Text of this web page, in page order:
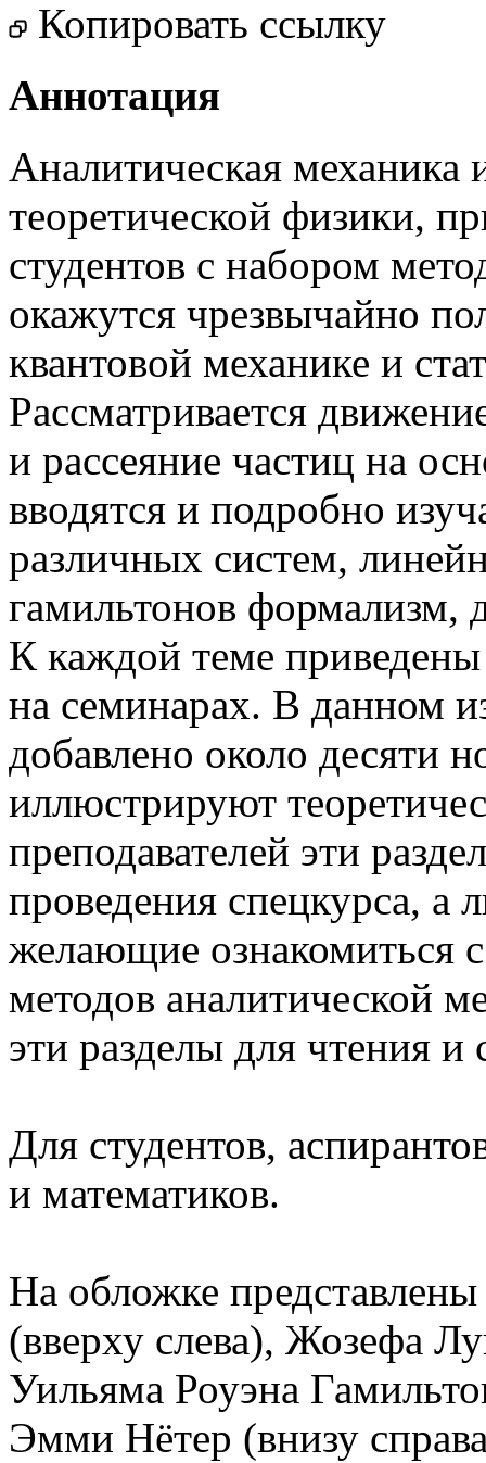
Копировать ссылку
Аннотация
Аналитическая механика
теоретической физики,
студентов с набором
окажутся чрезвычайно
квантовой механике и
Рассматривается
и рассеяние частиц на
вводятся и подробно
различных систем,
гамильтонов формализм,
К каждой теме
на семинарах. В данном
добавлено около десяти
иллюстрируют
преподавателей эти
проведения спецкурса, а
желающие ознакомиться
методов аналитической
эти разделы для чтения и
Для студентов,
и математиков.
На обложке
(вверху слева), Жозефа
Уильяма Роуэна
Эмми Нётер (внизу